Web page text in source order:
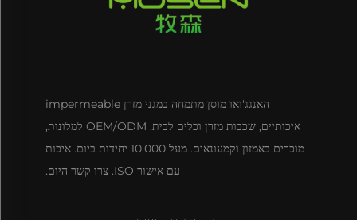
האנגג'ואו מוסן מתמחה במגני מזרן impermeable
איכותיים, שכבות מזרן וכלים לבית. OEM/ODM למלונות,
מוכרים באמזון וקמעונאים. מעל 10,000 יחידות ביום. איכות
עם אישור ISO. צרו קשר היום.